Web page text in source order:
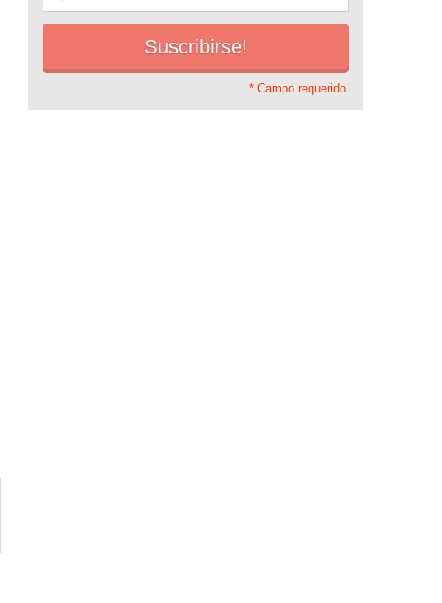
* Campo requerido